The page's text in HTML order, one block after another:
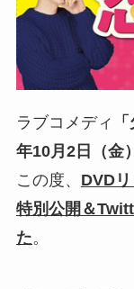
ラブコメディ
年10月2日（金
この度、 DVD
特別公開＆
た。